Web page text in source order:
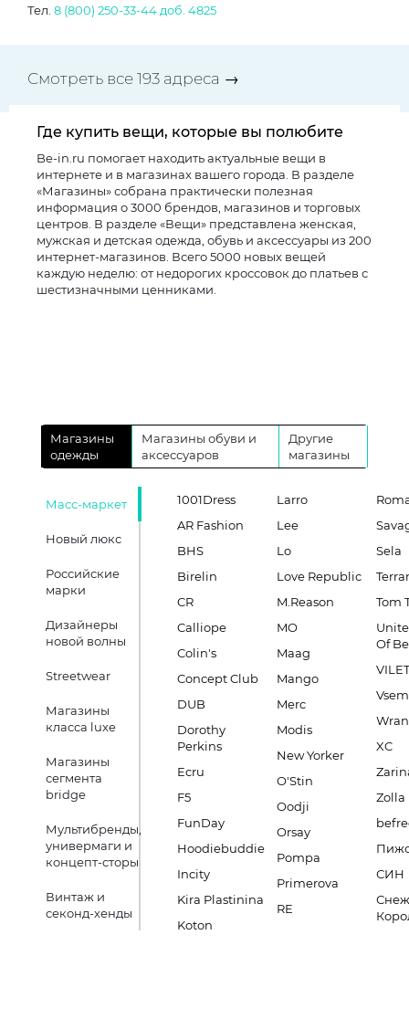
Тел. 8 (800) 250-33-44 доб. 4825
Смотреть все 193 адреса →
Где купить вещи, которые вы полюбите
Be-in.ru помогает находить актуальные вещи в
интернете и в магазинах вашего города. В разделе
«Магазины» собрана практически полезная
информация о 3000 брендов, магазинов и торговых
центров. В разделе «Вещи» представлена женская,
мужская и детская одежда, обувь и аксессуары из 200
интернет-магазинов. Всего 5000 новых вещей
каждую неделю: от недорогих кроссовок до платьев с
шестизначными ценниками.
Магазины
одежды
Магазины обуви и
аксессуаров
Другие
магазины
Масс-маркет
Новый люкс
Российские
марки
Дизайнеры
новой волны
Streetwear
Магазины
класса luxe
Магазины
сегмента
bridge
Мультибренды,
универмаги и
концепт-сторы
Винтаж и
секонд-хенды
1001Dress
AR Fashion
BHS
Birelin
CR
Calliope
Colin's
Concept Club
DUB
Dorothy
Perkins
Ecru
F5
FunDay
Hoodiebuddie
Incity
Kira Plastinina
Koton
Larro
Lee
Lo
Love Republic
M.Reason
MO
Maag
Mango
Merc
Modis
New Yorker
O'Stin
Oodji
Orsay
Pompa
Primerova
RE
Sela
Tom
Of
VILET
XC
Zolla
СИН